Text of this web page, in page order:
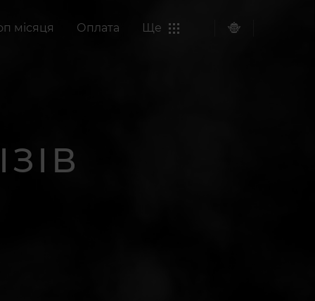
місяця Оплата Ще